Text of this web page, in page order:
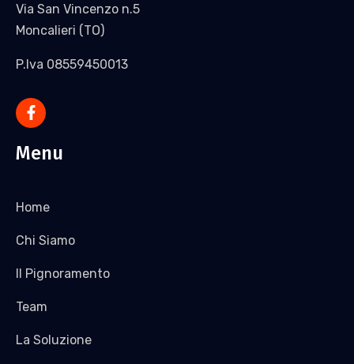
Via San Vincenzo n.5
Moncalieri (TO)
P.Iva 08559450013
Menu
Home
Chi Siamo
Il Pignoramento
Team
La Soluzione